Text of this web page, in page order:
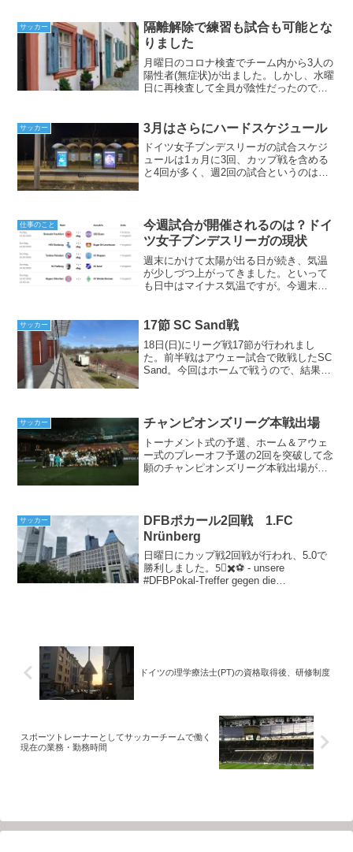
サッカー
隔離解除で練習も試合も可能とな
りました
月曜日のコロナ検査でチーム内から3人の
陽性者(無症状)が出ました。しかし、水曜
日に再検査して全員が陰性だったので練
は突然に火曜日の練習後に保健所から、
選手はすぐに隔離生...
サッカー 3月はさらにハードスケジュール
ドイツ女子ブンデスリーガの試合スケジ
ュールは1ヵ月に3回、カップ戦を含める
と4回が多く、週2回の試合というのは滅
は12日(金)、...
仕事のこと
今週試合が開催されるのは？ドイ
ツ女子ブンデスリーガの現状
週末にかけて太陽が出る日が続き、気温
が少しづつ上がってきました。といって
も日中はマイナス気温ですが。今週末の
ルンとヴォルフスブルクこういったとこ
サッカー 17節 SC Sand戦
18日(日)にリーグ戦17節が行われまし
た。前半戦はアウェー試合で敗戦したSC
Sand。今回はホームで戦うので、結果は
気リーグ...
サッカー チャンピオンズリーグ本戦出場
トーナメント式の予選、ホーム＆アウェ
ー式のプレーオフ予選の2回を突破して念
願のチャンピオンズリーグ本戦出場が決
ました。この投稿をIn...
サッカー
DFBポカール2回戦 1.FC
Nrünberg
日曜日にカップ戦2回戦が行われ、5₋0で
勝利しました。5⃣✖️⚽️ - unsere
#DFBPokal-Treffer gegen die
ドイツの理学療法士(PT)の資格取得後、研修制度
スポーツトレーナーとしてサッカーチームで働く
現在の業務・勤務時間